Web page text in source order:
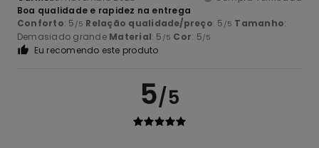
Boa qualidade e rapidez na entrega
Conforto: 5 /5 Relação qualidade/preço: 5 /5 Tamanho:
Demasiado grande Material: 5 /5 Cor: 5/5
Eu recomendo este produto
5/5